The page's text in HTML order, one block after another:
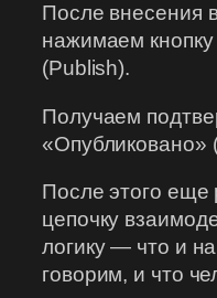
После внесения
нажимаем
(Publish).
Получаем
«Опубликовано»
После этого еще
цепочку
логику — что и
говорим, и что